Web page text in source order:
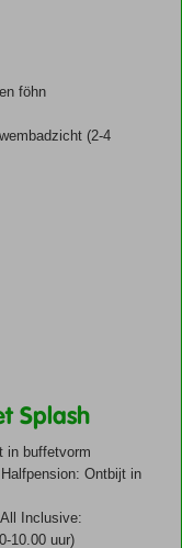
föhn
(2-4
Splash
in buffetvorm
Ontbijt in
Inclusive:
10.00 uur)